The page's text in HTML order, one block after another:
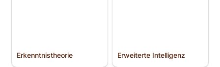
Erkenntnis­theorie Erweiterte Intelligenz